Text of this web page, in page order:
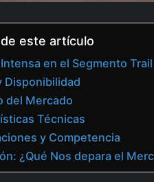
este artículo
en el Segmento Trail
Disponibilidad
del Mercado
Técnicas
y Competencia
¿Qué Nos depara el